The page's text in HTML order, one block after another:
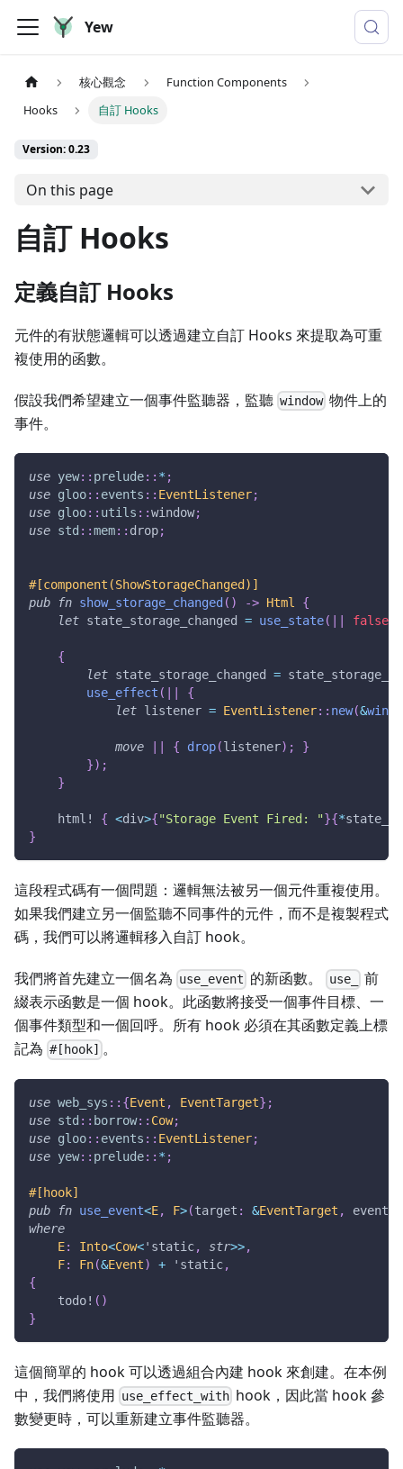
Yew
核心觀念
Function Components
Hooks
自訂 Hooks
Version: 0.23
On this page
自訂 Hooks
定義自訂 Hooks
元件的有狀態邏輯可以透過建立自訂 Hooks 來提取為可重
複使用的函數。
假設我們希望建立一個事件監聽器，監聽 window 物件上的
事件。
use yew:: prelude:: * ;
use gloo:: events :: EventListener;
use gloo:: utils ::window;
use std ::mem:: drop;
#[component(ShowStorageChanged)]
pub
fn show_storage_changed ( ) -> Html
{
let state_storage_changed = use_state( false
{
let state_storage_changed =
use_effect (
{
let listener = EventListener:: new(&
move { drop(listener) ;
}
}) ;
}
html! { <div>{"Storage Event Fired: "}{*
}
這段程式碼有一個問題：邏輯無法被另一個元件重複使用。
如果我們建立另一個監聽不同事件的元件，而不是複製程式
碼，我們可以將邏輯移入自訂 hook。
我們將首先建立一個名為 use_event 的新函數。 use_
前
綴表示函數是一個 hook。此函數將接受一個事件目標、一
個事件類型和一個回呼。所有 hook 必須在其函數定義上標
記為 #[hook] 。
use web_sys :: {Event , EventTarget} ;
use std :: borrow:: Cow;
use gloo:: events :: EventListener;
use yew:: prelude:: * ;
#[hook]
pub
fn use_event<E, F>(target : &EventTarget ,
where
E: Into<Cow<'static, str>>,
F: Fn(&Event) + 'static,
{
todo! ( )
}
這個簡單的 hook 可以透過組合內建 hook 來創建。在本例
中，我們將使用 use_effect_with hook，因此當 hook 參
數變更時，可以重新建立事件監聽器。